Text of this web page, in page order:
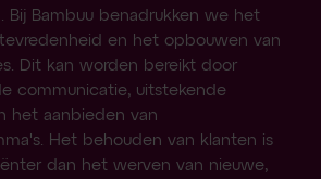
Bij Bambuu benadrukken we het
en het opbouwen van
Dit kan worden bereikt door
communicatie, uitstekende
het aanbieden van
Het behouden van klanten is
dan het werven van nieuwe,